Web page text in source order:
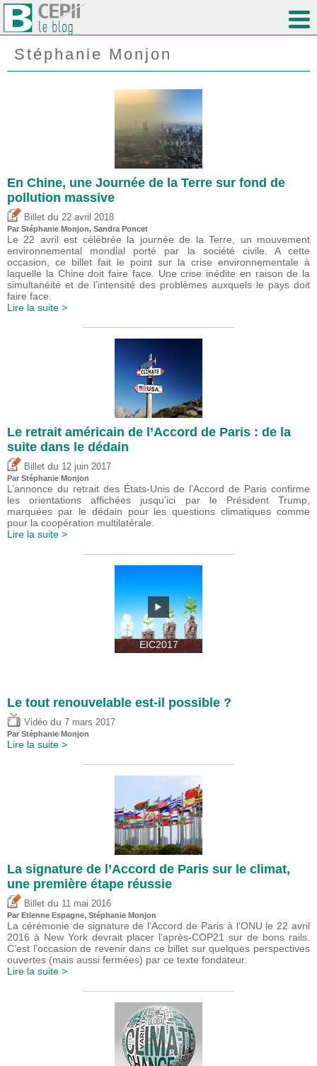
Stéphanie Monjon
En Chine, une Journée de la Terre sur fond de
pollution massive
Billet du 22 avril 2018
Par Stéphanie Monjon, Sandra Poncet
Le 22 avril est célébrée la journée de la Terre, un mouvement
environnemental mondial porté par la société civile. A cette
occasion, ce billet fait le point sur la crise environnementale à
laquelle la Chine doit faire face. Une crise inédite en raison de la
simultanéité et de l’intensité des problèmes auxquels le pays doit
faire face.
Lire la suite >
Le retrait américain de l’Accord de Paris : de la
suite dans le dédain
Billet du 12 juin 2017
Par Stéphanie Monjon
L’annonce du retrait des États-Unis de l’Accord de Paris confirme
les orientations affichées jusqu’ici par le Président Trump,
marquées par le dédain pour les questions climatiques comme
pour la coopération multilatérale.
Lire la suite >
EIC2017
Le tout renouvelable est-il possible ?
Vidéo du 7 mars 2017
Par Stéphanie Monjon
Lire la suite >
La signature de l’Accord de Paris sur le climat,
une première étape réussie
Billet du 11 mai 2016
Par Etienne Espagne, Stéphanie Monjon
La cérémonie de signature de l’Accord de Paris à l’ONU le 22 avril
2016 à New York devrait placer l’après-COP21 sur de bons rails.
C’est l’occasion de revenir dans ce billet sur quelques perspectives
ouvertes (mais aussi fermées) par ce texte fondateur.
Lire la suite >